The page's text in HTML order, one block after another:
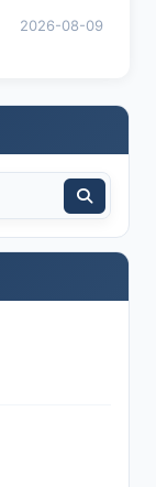
2026-08-09